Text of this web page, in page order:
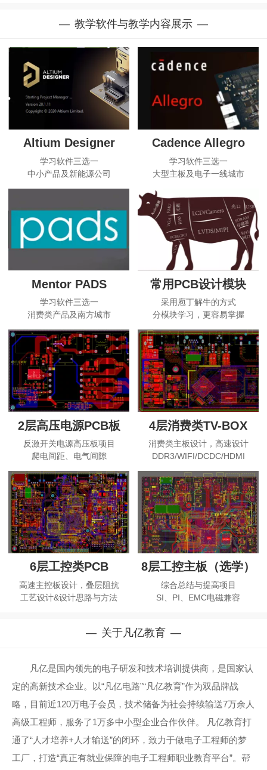
教学软件与教学内容展示
Altium Designer
学习软件三选一
中小产品及新能源公司
Cadence Allegro
学习软件三选一
大型主板及电子一线城市
Mentor PADS
学习软件三选一
消费类产品及南方城市
常用PCB设计模块
采用庖丁解牛的方式
分模块学习，更容易掌握
2层高压电源PCB板
反激开关电源高压板项目
爬电间距、电气间隙
4层消费类TV-BOX
消费类主板设计，高速设计
DDR3/WIFI/DCDC/HDMI
6层工控类PCB
高速主控板设计，叠层阻抗
工艺设计&设计思路与方法
8层工控主板（选学）
综合总结与提高项目
SI、PI、EMC电磁兼容
关于凡亿教育
凡亿是国内领先的电子研发和技术培训提供商，是国家认
定的高新技术企业。以“凡亿电路”“凡亿教育”作为双品牌战
略，目前近120万电子会员，技术储备为社会持续输送7万余人
高级工程师，服务了1万多中小型企业合作伙伴。 凡亿教育打
通了“人才培养+人才输送”的闭环，致力于做电子工程师的梦
工厂，打造“真正有就业保障的电子工程师职业教育平台”。帮